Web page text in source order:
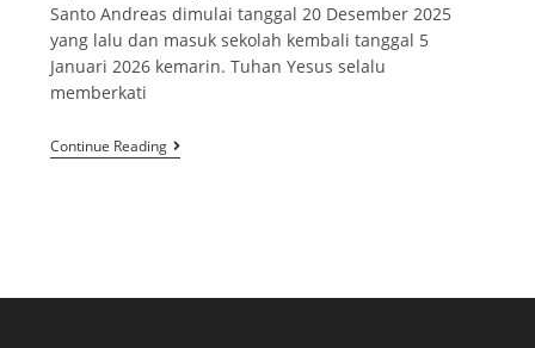
Santo Andreas dimulai tanggal 20 Desember 2025
yang lalu dan masuk sekolah kembali tanggal 5
Januari 2026 kemarin. Tuhan Yesus selalu
memberkati
Continue Reading